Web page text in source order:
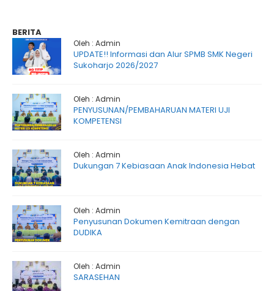
BERITA
Oleh : Admin
UPDATE!! Informasi dan Alur SPMB SMK Negeri
Sukoharjo 2026/2027
Oleh : Admin
PENYUSUNAN/PEMBAHARUAN MATERI UJI
KOMPETENSI
Oleh : Admin
Dukungan 7 Kebiasaan Anak Indonesia Hebat
Oleh : Admin
Penyusunan Dokumen Kemitraan dengan
DUDIKA
Oleh : Admin
SARASEHAN